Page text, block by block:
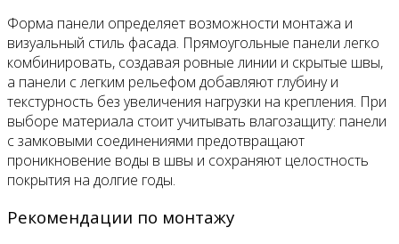
Форма панели определяет возможности монтажа и
визуальный стиль фасада. Прямоугольные панели легко
комбинировать, создавая ровные линии и скрытые швы,
а панели с легким рельефом добавляют глубину и
текстурность без увеличения нагрузки на крепления. При
выборе материала стоит учитывать влагозащиту: панели
с замковыми соединениями предотвращают
проникновение воды в швы и сохраняют целостность
покрытия на долгие годы.
Рекомендации по монтажу